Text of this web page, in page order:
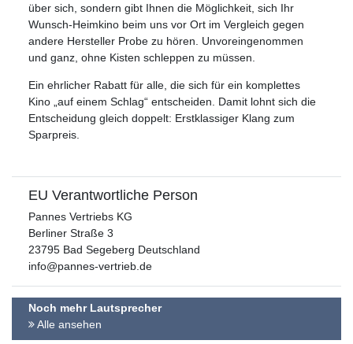
über sich, sondern gibt Ihnen die Möglichkeit, sich Ihr
Wunsch-Heimkino beim uns vor Ort im Vergleich gegen
andere Hersteller Probe zu hören. Unvoreingenommen
und ganz, ohne Kisten schleppen zu müssen.
Ein ehrlicher Rabatt für alle, die sich für ein komplettes
Kino „auf einem Schlag“ entscheiden. Damit lohnt sich die
Entscheidung gleich doppelt: Erstklassiger Klang zum
Sparpreis.
EU Verantwortliche Person
Pannes Vertriebs KG
Berliner Straße 3
23795 Bad Segeberg Deutschland
info@pannes-vertrieb.de
Noch mehr Lautsprecher
Alle ansehen